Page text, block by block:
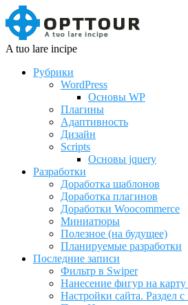
A tuo lare incipe
Рубрики
WordPress
Основы WP
Плагины
Адаптивность
Дизайн
Scripts
Основы jquery
Разработки
Доработка шаблонов
Доработка плагинов
Доработки Woocommerce
Миниатюры
Полезное (на будущее)
Планируемые разработки
Последние записи
Фильтр в Swiper
Нанесение фигур на
Настройки сайта. Раздел